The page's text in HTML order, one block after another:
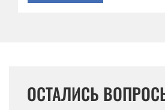
ОСТАЛИСЬ